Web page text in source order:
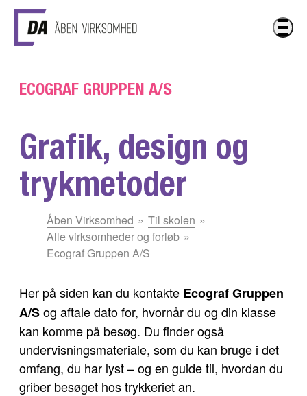
Gå til hovedindhold
ECOGRAF GRUPPEN A/S
Grafik, design og
trykmetoder
Åben Virksomhed
Til skolen
Alle virksomheder og forløb
Ecograf Gruppen A/S
Her på siden kan du kontakte Ecograf Gruppen
A/Sog aftale dato for, hvornår du og din klasse
kan komme på besøg. Du finder også
undervisningsmateriale, som du kan bruge i det
omfang, du har lyst – og en guide til, hvordan du
griber besøget hos trykkeriet an.